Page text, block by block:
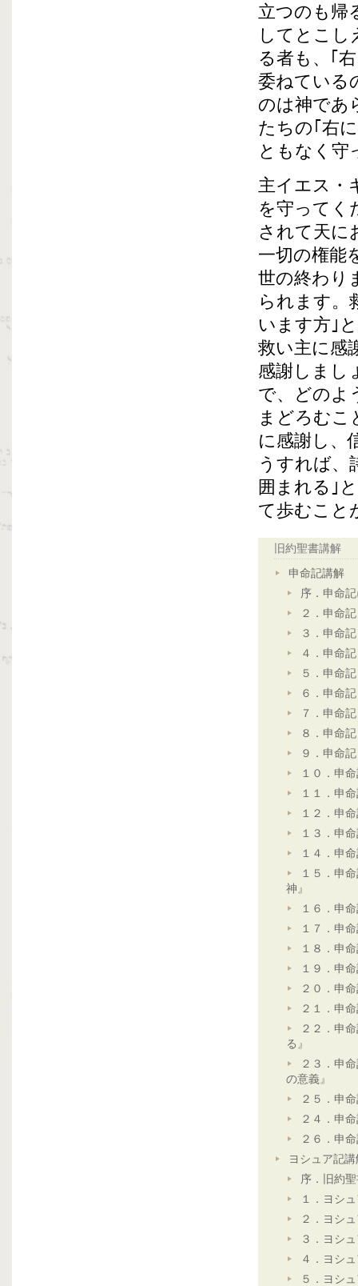
立つのも帰
してとこし
る者も、｢
委ねている
のは神であ
たちの｢右
ともなく守
主イエス・
を守ってく
されて天に
一切の権能
世の終わり
られます。
います方｣
救い主に感
感謝しまし
で、どのよ
まどろむこ
に感謝し、
うすれば、
囲まれる｣
て歩むこと
旧約聖書講解
申命記講解
序．申命
２．申命
３．申命
４．申命
５．申命
６．申命
７．申命
８．申命
９．申命
１０．申
１１．申
１２．申
１３．申
１４．申
１５．申
神』
１６．申
１７．申
１８．申
１９．申
２０．申
２１．申
２２．申
る』
２３．申
の意義』
２５．申
２４．申
２６．申
ヨシュア記講
序．旧約
１．ヨシ
２．ヨシ
３．ヨシ
４．ヨシ
５．ヨシ